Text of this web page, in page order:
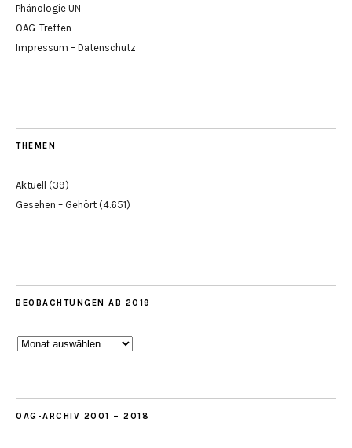
Phänologie UN
OAG-Treffen
Impressum – Datenschutz
THEMEN
Aktuell (39)
Gesehen – Gehört (4.651)
BEOBACHTUNGEN AB 2019
Beobachtungen
OAG-ARCHIV 2001 – 2018